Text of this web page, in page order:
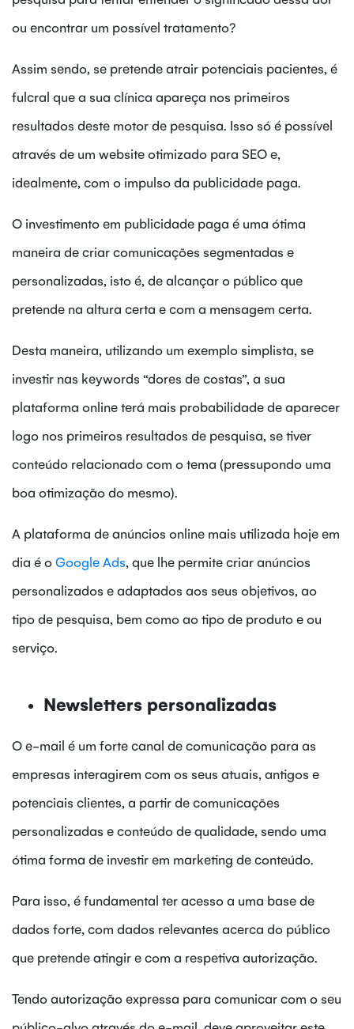
ou encontrar um possível tratamento?
Assim sendo, se pretende atrair potenciais pacientes, é
fulcral que a sua clínica apareça nos primeiros
resultados deste motor de pesquisa. Isso só é possível
através de um website otimizado para SEO e,
idealmente, com o impulso da publicidade paga.
O investimento em publicidade paga é uma ótima
maneira de criar comunicações segmentadas e
personalizadas, isto é, de alcançar o público que
pretende na altura certa e com a mensagem certa.
Desta maneira, utilizando um exemplo simplista, se
investir nas keywords “dores de costas”, a sua
plataforma online terá mais probabilidade de aparecer
logo nos primeiros resultados de pesquisa, se tiver
conteúdo relacionado com o tema (pressupondo uma
boa otimização do mesmo).
A plataforma de anúncios online mais utilizada hoje em
dia é oGoogle Ads, que lhe permite criar anúncios
personalizados e adaptados aos seus objetivos, ao
tipo de pesquisa, bem como ao tipo de produto e ou
serviço.
Newsletters personalizadas
O e-mail é um forte canal de comunicação para as
empresas interagirem com os seus atuais, antigos e
potenciais clientes, a partir de comunicações
personalizadas e conteúdo de qualidade, sendo uma
ótima forma de investir em marketing de conteúdo.
Para isso, é fundamental ter acesso a uma base de
dados forte, com dados relevantes acerca do público
que pretende atingir e com a respetiva autorização.
Tendo autorização expressa para comunicar com o seu